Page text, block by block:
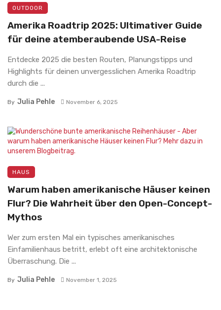
OUTDOOR
Amerika Roadtrip 2025: Ultimativer Guide
für deine atemberaubende USA-Reise
Entdecke 2025 die besten Routen, Planungstipps und
Highlights für deinen unvergesslichen Amerika Roadtrip
durch die ...
By Julia Pehle November 6, 2025
HAUS
Warum haben amerikanische Häuser keinen
Flur? Die Wahrheit über den Open-Concept-
Mythos
Wer zum ersten Mal ein typisches amerikanisches
Einfamilienhaus betritt, erlebt oft eine architektonische
Überraschung. Die ...
By Julia Pehle November 1, 2025